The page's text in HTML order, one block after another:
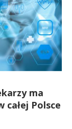
ma
całej Polsce